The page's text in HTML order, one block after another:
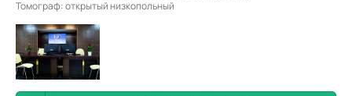
Томограф: открытый низкопольный